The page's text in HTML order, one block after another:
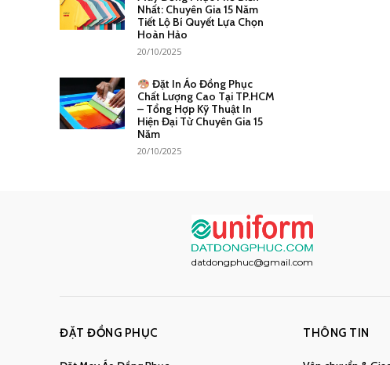
Nhất: Chuyên Gia 15 Năm
Tiết Lộ Bí Quyết Lựa Chọn
Hoàn Hảo
20/10/2025
Đặt In Áo Đồng Phục
Chất Lượng Cao Tại TP.HCM
– Tổng Hợp Kỹ Thuật In
Hiện Đại Từ Chuyên Gia 15
Năm
20/10/2025
datdongphuc@gmail.com
ĐẶT ĐỒNG PHỤC THÔNG TIN